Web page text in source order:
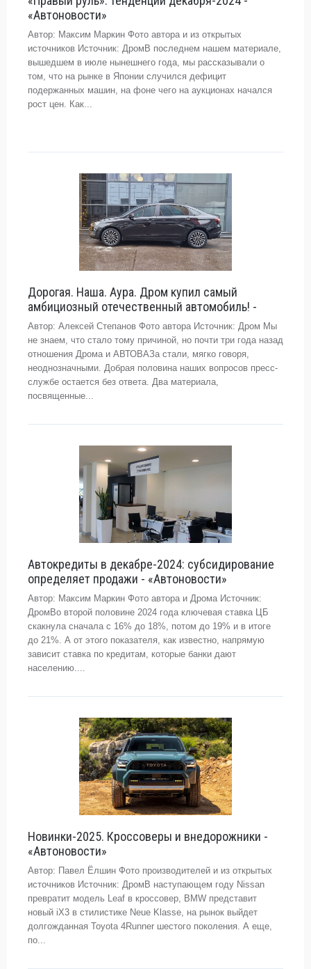
«Автоновости»
Автор: Максим Маркин Фото автора и из открытых
источников Источник: ДромВ последнем нашем материале,
вышедшем в июле нынешнего года, мы рассказывали о
том, что на рынке в Японии случился дефицит
подержанных машин, на фоне чего на аукционах начался
рост цен. Как...
Дорогая. Наша. Аура. Дром купил самый
амбициозный отечественный автомобиль! -
Автор: Алексей Степанов Фото автора Источник: Дром Мы
не знаем, что стало тому причиной, но почти три года назад
отношения Дрома и АВТОВАЗа стали, мягко говоря,
неоднозначными. Добрая половина наших вопросов пресс-
службе остается без ответа. Два материала,
посвященные...
Автокредиты в декабре-2024: субсидирование
определяет продажи - «Автоновости»
Автор: Максим Маркин Фото автора и Дрома Источник:
ДромВо второй половине 2024 года ключевая ставка ЦБ
скакнула сначала с 16% до 18%, потом до 19% и в итоге
до 21%. А от этого показателя, как известно, напрямую
зависит ставка по кредитам, которые банки дают
населению....
Новинки-2025. Кроссоверы и внедорожники -
«Автоновости»
Автор: Павел Ёлшин Фото производителей и из открытых
источников Источник: ДромВ наступающем году Nissan
превратит модель Leaf в кроссовер, BMW представит
новый iX3 в стилистике Neue Klasse, на рынок выйдет
долгожданная Toyota 4Runner шестого поколения. А еще,
по...